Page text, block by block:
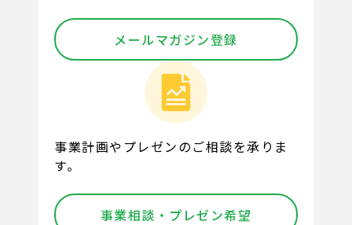
メールマガジン登録
事業計画やプレゼンのご相談を承りま
す。
事業相談・プレゼン希望